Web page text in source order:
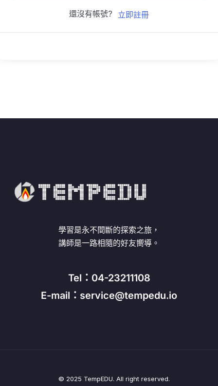
還沒有帳號? 立即註冊
學習是永不間斷的探索之旅，
講師是一路相隨的好友嚮導。
Tel：04-23211108
E-mail：service@tempedu.io
© 2025 TempEDU. All right reserved.